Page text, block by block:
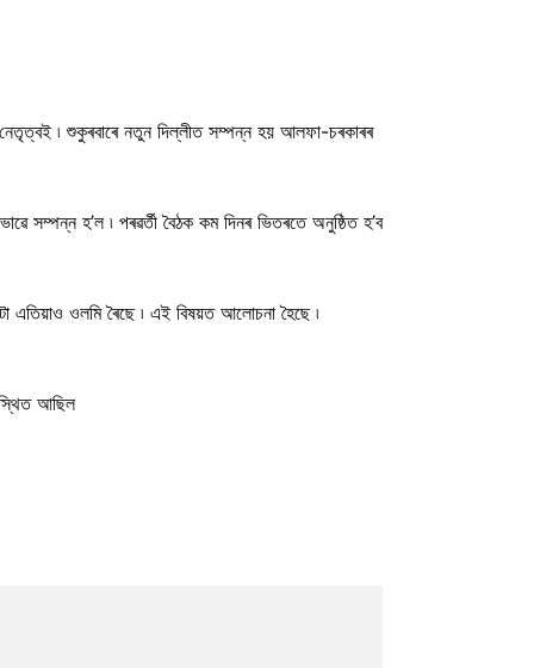
৷ শুকুৰবাৰে নতুন দিল্লীত সম্পন্ন হয় আলফা-চৰকাৰৰ
সম্পন্ন হ’ল ৷ পৰৱৰ্তী বৈঠক কম দিনৰ ভিতৰতে অনুষ্ঠিত হ’ব
এতিয়াও ওলমি ৰৈছে ৷ এই বিষয়ত আলোচনা হৈছে ৷
আছিল